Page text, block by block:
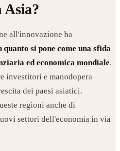
Asia?
all'innovazione ha
si pone come una sfida
ed economica mondiale.
investitori e manodopera
dei paesi asiatici.
regioni anche di
settori dell'economia in via